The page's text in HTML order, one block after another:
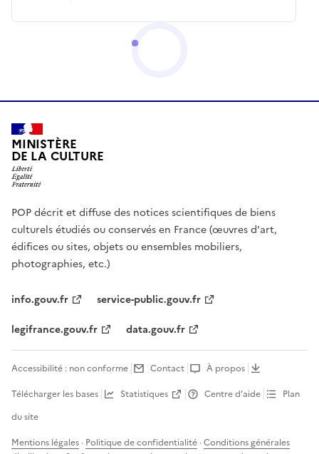
MINISTÈRE
DE LA CULTURE
POP décrit et diffuse des notices scientifiques de biens
culturels étudiés ou conservés en France (œuvres d'art,
édifices ou sites, objets ou ensembles mobiliers,
photographies, etc.)
info.gouv.fr
service-public.gouv.fr
legifrance.gouv.fr
data.gouv.fr
Accessibilité : non conforme Contact
À propos
Télécharger les bases
Statistiques Centre d’aide
Plan
du site
Mentions légales · Politique de confidentialité ·Conditions générales